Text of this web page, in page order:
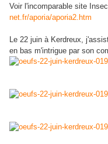
Voir l'incomparable site
net.fr/aporia/aporia2.htm
Le 22 juin à Kerdreux,
en bas m'intrigue par son